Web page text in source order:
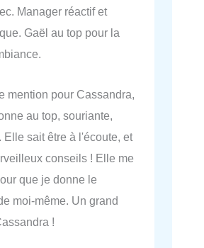
Manager réactif et
Gaël au top pour la
mention pour Cassandra,
au top, souriante,
Elle sait être à l'écoute, et
conseils ! Elle me
que je donne le
moi-même. Un grand
!